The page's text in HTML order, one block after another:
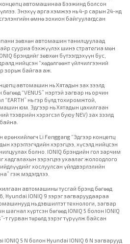
автомашинаа Бээжинд болсон
Энэхүү арга хэмжээ нь 4-р сарын 24-нд
өмнө зохион байгуулагдсан
зөвхөн автомашин танилцуулаад
сууриа бэхжүүлэх шинэ стратегиа мөн
брэндийг зөвхөн бүтээгдэхүүн бус,
нийцсэн “хөдөлгөөнт үйлчилгээний
зорьж байгаа аж.
автомашин нь Хятадын зах зээлд
“VENUS” нэртэй загвар нь орчин
нь гэр бүлд тохиромжтой,
юм. Эдгээр нь Хятадын цахилгаан
тээврийн хэрэгсэл буюу NEV) зах зээлд
Li Fenggang “Эдгээр концепц
хэрэглэгчдийн хэрэгцээ, хүсэлд нийцсэн
болно. IONIQ брэндийн гол зарчим
хадгалахын зэрэгцээ ухаалаг жолоодлого
хослуулсан үйлдвэрлэлийн
гэж мэдэгдлээ.
автомашины тусгай брэнд бөгөөд
Hyundai IONIQ 9 зэрэг загваруудаараа
нь дэвшилтэт технологи, загвар
хүртсэн бөгөөд IONIQ 5 болон IONIQ
т гурван төрөлд зэрэг түрүүлж байсан
IONIQ 5 N болон Hyundai IONIQ 6 N загварууд